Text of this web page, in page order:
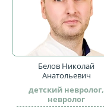
Белов Николай
Анатольевич
детский невролог,
невролог